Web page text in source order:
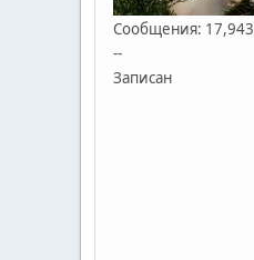
Сообщения: 17,943
--
Записан